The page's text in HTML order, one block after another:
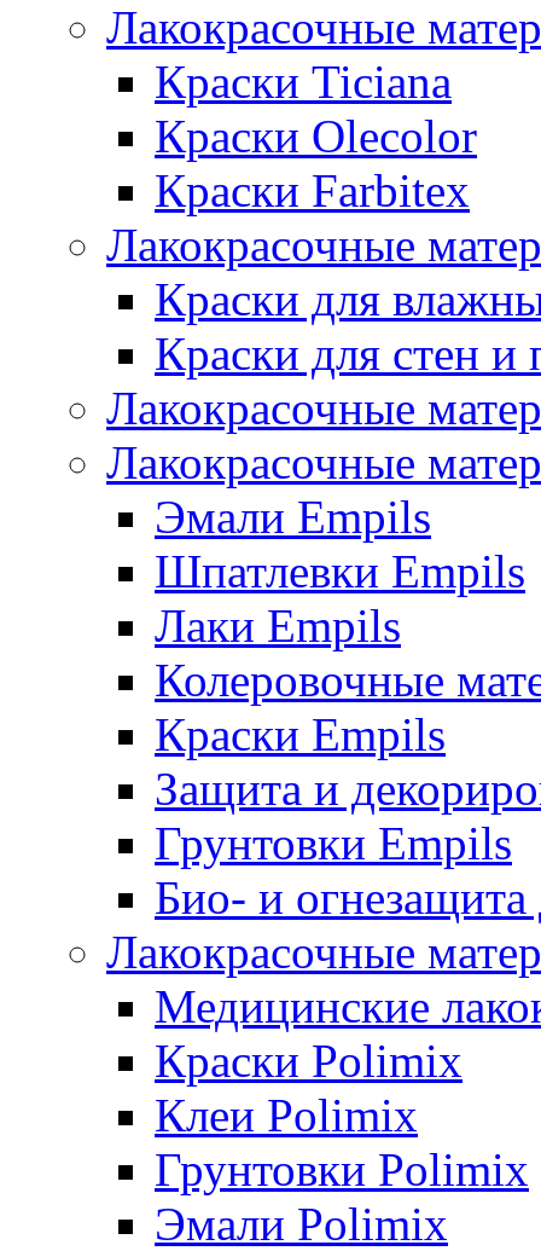
Лакокрасочные
Краски Ticiana
Краски Olecolor
Краски Farbitex
Лакокрасочные
Краски для
Краски для стен и
Лакокрасочные
Лакокрасочные
Эмали Empils
Шпатлевки Empils
Лаки Empils
Колеровочные
Краски Empils
Защита и
Грунтовки Empils
Био- и
Лакокрасочные
Медицинские
Краски Polimix
Клеи Polimix
Грунтовки Polimix
Эмали Polimix